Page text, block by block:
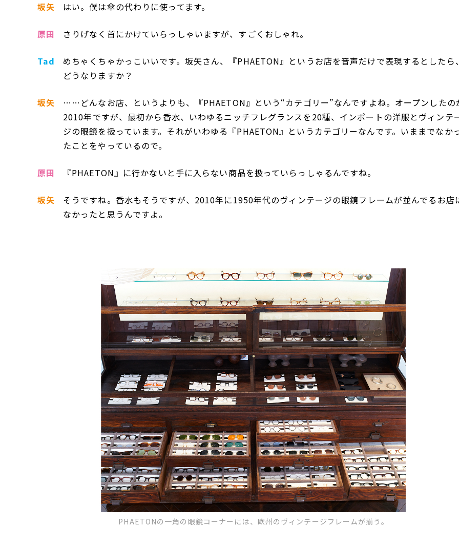
坂矢 はい。僕は傘の代わりに使ってます。
原田 さりげなく首にかけていらっしゃいますが、すごくおしゃれ。
Tad
めちゃくちゃかっこいいです。坂矢さん、『PHAETON』というお店を音声だけで表現するとしたら、
どうなりますか？
坂矢
……どんなお店、というよりも、『PHAETON』という“カテゴリー”なんですよね。オープンしたの
2010年ですが、最初から香水、いわゆるニッチフレグランスを20種、インポートの洋服とヴィンテ
ジの眼鏡を扱っています。それがいわゆる『PHAETON』というカテゴリーなんです。いままでなか
たことをやっているので。
原田 『PHAETON』に行かないと手に入らない商品を扱っていらっしゃるんですね。
坂矢
そうですね。香水もそうですが、2010年に1950年代のヴィンテージの眼鏡フレームが並んでるお店
なかったと思うんですよ。
PHAETONの一角の眼鏡コーナーには、欧州のヴィンテージフレームが揃う。